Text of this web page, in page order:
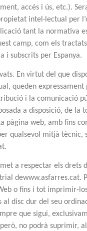
accés i ús, etc.).
intel·lectual per
tant la normativa
camp, com els
i subscrits per Espanya.
En virtut del que
queden expressament
i la comunicació
a disposició, de la
pàgina web, amb fins
qualsevol mitjà tècnic,
a respectar els drets
dewww.asfarres.cat.
o fins i tot imprimir-
al disc dur del seu
que sigui,
però, no podrà suprimir,